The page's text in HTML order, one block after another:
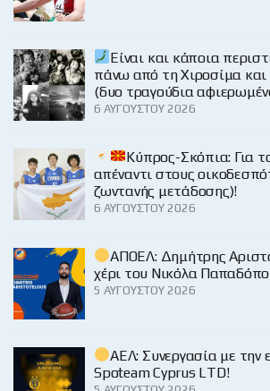
Είναι και κάποια
πάνω από τη Χιροσίμα
(δυο τραγούδια
6 ΑΥΓΟΎΣΤΟΥ 2026
Κύπρος-Σκόπια: Για
απέναντι στους
ζωντανής μετάδοσης)!
6 ΑΥΓΟΎΣΤΟΥ 2026
ΑΠΟΕΛ: Δημήτρης
χέρι του Νικόλα
5 ΑΥΓΟΎΣΤΟΥ 2026
ΑΕΛ: Συνεργασία με την
Spoteam Cyprus LTD!